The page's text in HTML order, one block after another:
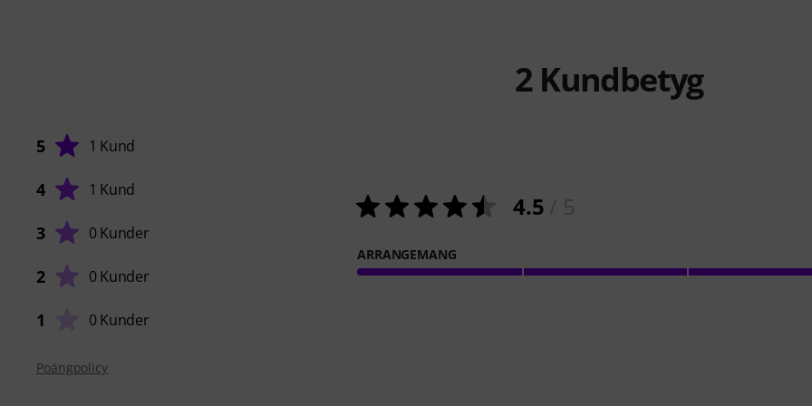
2Kundbetyg
5 1 Kund
4 1 Kund
3 0 Kunder
2 0 Kunder
1 0 Kunder
4.5
ARRANGEMANG
Poängpolicy